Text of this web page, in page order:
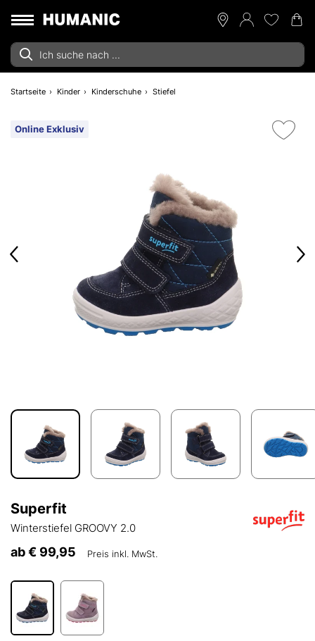
Startseite Kinder Kinderschuhe Stiefel
Online Exklusiv
Superfit
Winterstiefel GROOVY 2.0
ab€ 99,95 Preis inkl. MwSt.